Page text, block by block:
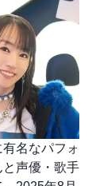
名なパフォ
と声優・歌手